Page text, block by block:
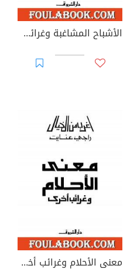
الأشباح المشاغبة وغرائب أخرى
معنى الأحلام وغرائب أخرى